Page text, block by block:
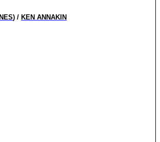
) / KEN ANNAKIN